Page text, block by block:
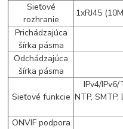
Sieťové
rozhranie
1xRJ45
Prichádzajúca
šírka pásma
Odchádzajúca
šírka pásma
Sieťové funkcie
IPv4/IPv6/
NTP, SMTP,
ONVIF podpora